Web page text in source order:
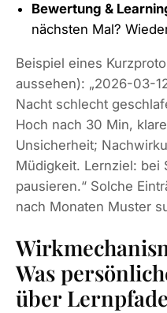
Bewertung &
nächsten Mal?
Beispiel eines
aussehen): „2026-03-
Nacht schlecht
Hoch nach 30 Min,
Unsicherheit;
Müdigkeit. Lernziel: bei
pausieren.“ Solche
nach Monaten Muster
Was
über